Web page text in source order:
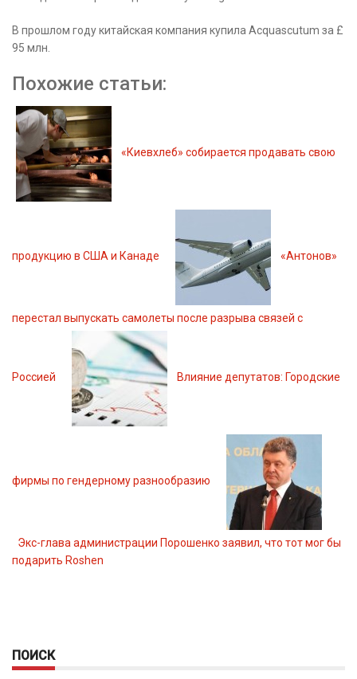
В прошлом году китайская компания купила Acquascutum за £
95 млн.
Похожие статьи:
«Киевхлеб» собирается продавать свою
продукцию в США и Канаде «Антонов»
перестал выпускать самолеты после разрыва связей с
Россией Влияние депутатов: Городские
фирмы по гендерному разнообразию
Экс-глава администрации Порошенко заявил, что тот мог бы
подарить Roshen
ПОИСК